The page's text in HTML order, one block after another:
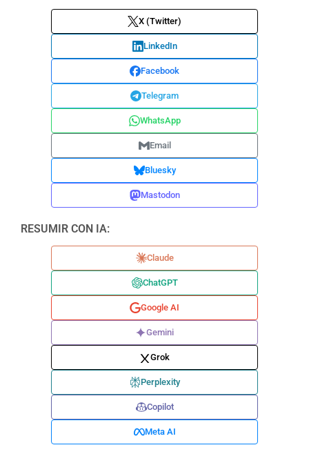
X (Twitter)
LinkedIn
Facebook
Telegram
WhatsApp
Email
Bluesky
Mastodon
RESUMIR CON IA:
Claude
ChatGPT
Google AI
Gemini
Grok
Perplexity
Copilot
Meta AI